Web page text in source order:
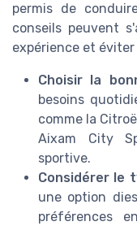
permis de
conseils peuvent
expérience et
Choisir la
besoins
comme la
Aixam City
sportive.
Considérer le
une option
préférences